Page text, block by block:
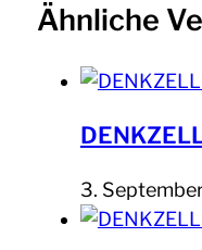
Ähnliche
3.